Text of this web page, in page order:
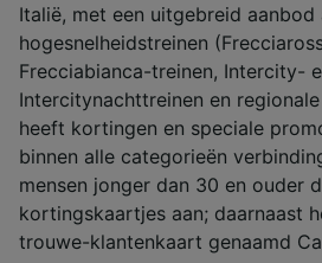
Italië, met een uitgebreid aanbod
hogesnelheidstreinen
Frecciabianca-treinen, Intercity-
Intercitynachttreinen en
heeft kortingen en speciale
binnen alle categorieën
mensen jonger dan 30 en ouder
kortingskaartjes aan; daarnaast
trouwe-klantenkaart genaamd